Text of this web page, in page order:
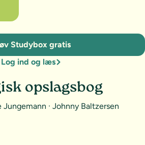
opslagsbog
Jungemann · Johnny Baltzersen
Studybox gratis
Log ind og læs